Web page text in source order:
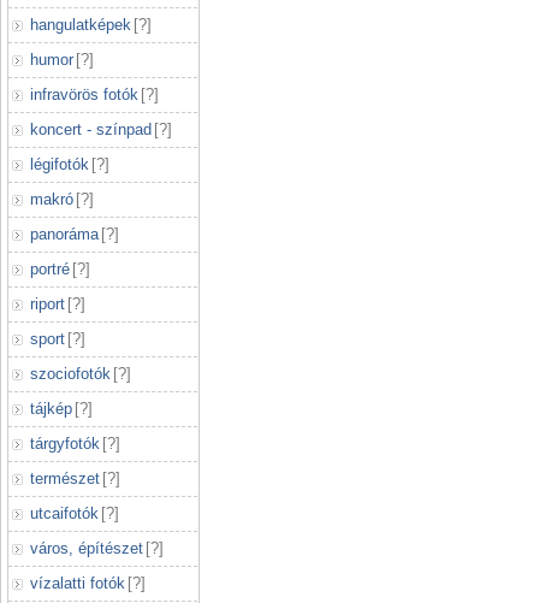
hangulatképek [?]
humor [?]
infravörös fotók [?]
koncert - színpad [?]
légifotók [?]
makró [?]
panoráma [?]
portré [?]
riport [?]
sport [?]
szociofotók [?]
tájkép [?]
tárgyfotók [?]
természet [?]
utcaifotók [?]
város, építészet [?]
vízalatti fotók [?]